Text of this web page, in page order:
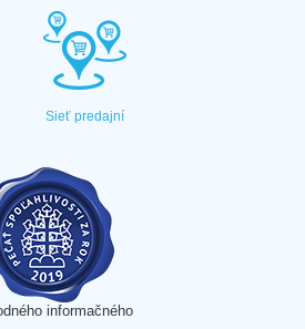
Sieť predajní
informačného